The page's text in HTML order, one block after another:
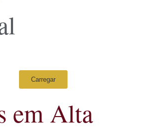
Carregar
em Alta